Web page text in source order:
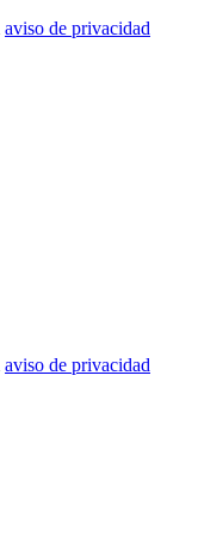
aviso de privacidad
aviso de privacidad